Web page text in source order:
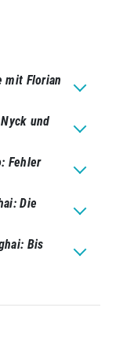
mit Florian
und
Fehler
Die
Bis